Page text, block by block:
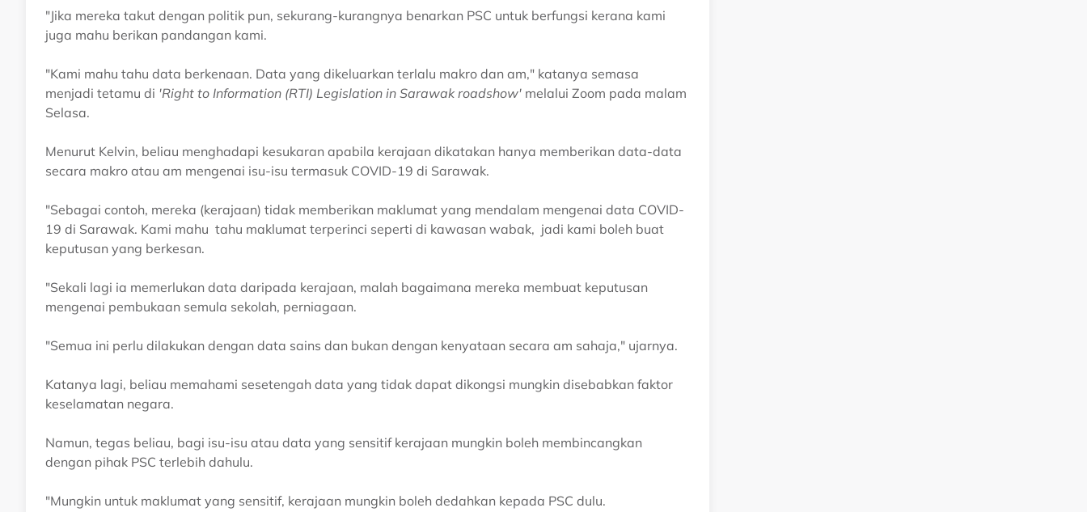
"Jika mereka takut dengan politik pun, sekurang-kurangnya benarkan PSC untuk berfungsi kerana kami
juga mahu berikan pandangan kami.
"Kami mahu tahu data berkenaan. Data yang dikeluarkan terlalu makro dan am," katanya semasa
menjadi tetamu di 'Right to Information (RTI) Legislation in Sarawak roadshow' melalui Zoom pada malam
Selasa.
Menurut Kelvin, beliau menghadapi kesukaran apabila kerajaan dikatakan hanya memberikan data-data
secara makro atau am mengenai isu-isu termasuk COVID-19 di Sarawak.
"Sebagai contoh, mereka (kerajaan) tidak memberikan maklumat yang mendalam mengenai data COVID-
19 di Sarawak. Kami mahu tahu maklumat terperinci seperti di kawasan wabak, jadi kami boleh buat
keputusan yang berkesan.
"Sekali lagi ia memerlukan data daripada kerajaan, malah bagaimana mereka membuat keputusan
mengenai pembukaan semula sekolah, perniagaan.
"Semua ini perlu dilakukan dengan data sains dan bukan dengan kenyataan secara am sahaja," ujarnya.
Katanya lagi, beliau memahami sesetengah data yang tidak dapat dikongsi mungkin disebabkan faktor
keselamatan negara.
Namun, tegas beliau, bagi isu-isu atau data yang sensitif kerajaan mungkin boleh membincangkan
dengan pihak PSC terlebih dahulu.
"Mungkin untuk maklumat yang sensitif, kerajaan mungkin boleh dedahkan kepada PSC dulu.